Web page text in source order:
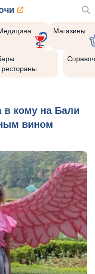
Магазины
рестораны
в кому на Бали
вином